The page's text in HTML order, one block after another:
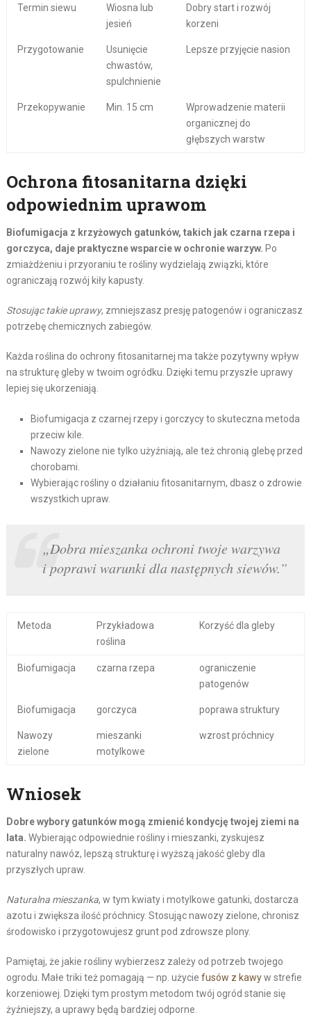
Termin siewu
Wiosna lub
jesień
Dobry start i rozwój
korzeni
Przygotowanie
Usunięcie
chwastów,
spulchnienie
Lepsze przyjęcie nasion
Przekopywanie Min. 15 cm
Wprowadzenie materii
organicznej do
głębszych warstw
Ochrona fitosanitarna dzięki
odpowiednim uprawom
Biofumigacja z krzyżowych gatunków, takich jak czarna rzepa i
gorczyca, daje praktyczne wsparcie w ochronie warzyw. Po
zmiażdżeniu i przyoraniu te rośliny wydzielają związki, które
ograniczają rozwój kiły kapusty.
Stosując takie uprawy, zmniejszasz presję patogenów i ograniczasz
potrzebę chemicznych zabiegów.
Każda roślina do ochrony fitosanitarnej ma także pozytywny wpływ
na strukturę gleby w twoim ogródku. Dzięki temu przyszłe uprawy
lepiej się ukorzeniają.
Biofumigacja z czarnej rzepy i gorczycy to skuteczna metoda
przeciw ki­le.
Nawozy zielone nie tylko użyźniają, ale też chronią glebę przed
chorobami.
Wybierając rośliny o działaniu fitosanitarnym, dbasz o zdrowie
wszystkich upraw.
„Dobra mieszanka ochroni twoje warzywa
i poprawi warunki dla następnych siewów.”
Metoda
Przykładowa
roślina
Korzyść dla gleby
Biofumigacja czarna rzepa
ograniczenie
patogenów
Biofumigacja gorczyca poprawa struktury
Nawozy
zielone
mieszanki
motylkowe
wzrost próchnicy
Wniosek
Dobre wybory gatunków mogą zmienić kondycję twojej ziemi na
lata. Wybierając odpowiednie rośliny i mieszanki, zyskujesz
naturalny nawóz, lepszą strukturę i wyższą jakość gleby dla
przyszłych upraw.
Naturalna mieszanka, w tym kwiaty i motylkowe gatunki, dostarcza
azotu i zwiększa ilość próchnicy. Stosując nawozy zielone, chronisz
środowisko i przygotowujesz grunt pod zdrowsze plony.
Pamiętaj, że jakie rośliny wybierzesz zależy od potrzeb twojego
ogrodu. Małe triki też pomagają — np. użycie fusów z kawyw strefie
korzeniowej. Dzięki tym prostym metodom twój ogród stanie się
żyźniejszy, a uprawy będą bardziej odporne.